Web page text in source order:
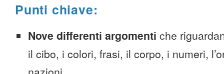
Punti chiave:
Nove differenti argomenti che
il cibo, i colori, frasi, il corpo, i numeri,